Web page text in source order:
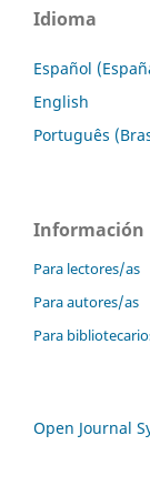
Idioma
Español
English
Português
Información
Para lectores/as
Para autores/as
Para
Open Journal